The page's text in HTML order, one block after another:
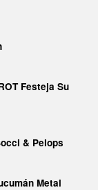
Festeja Su
& Pelops
Metal